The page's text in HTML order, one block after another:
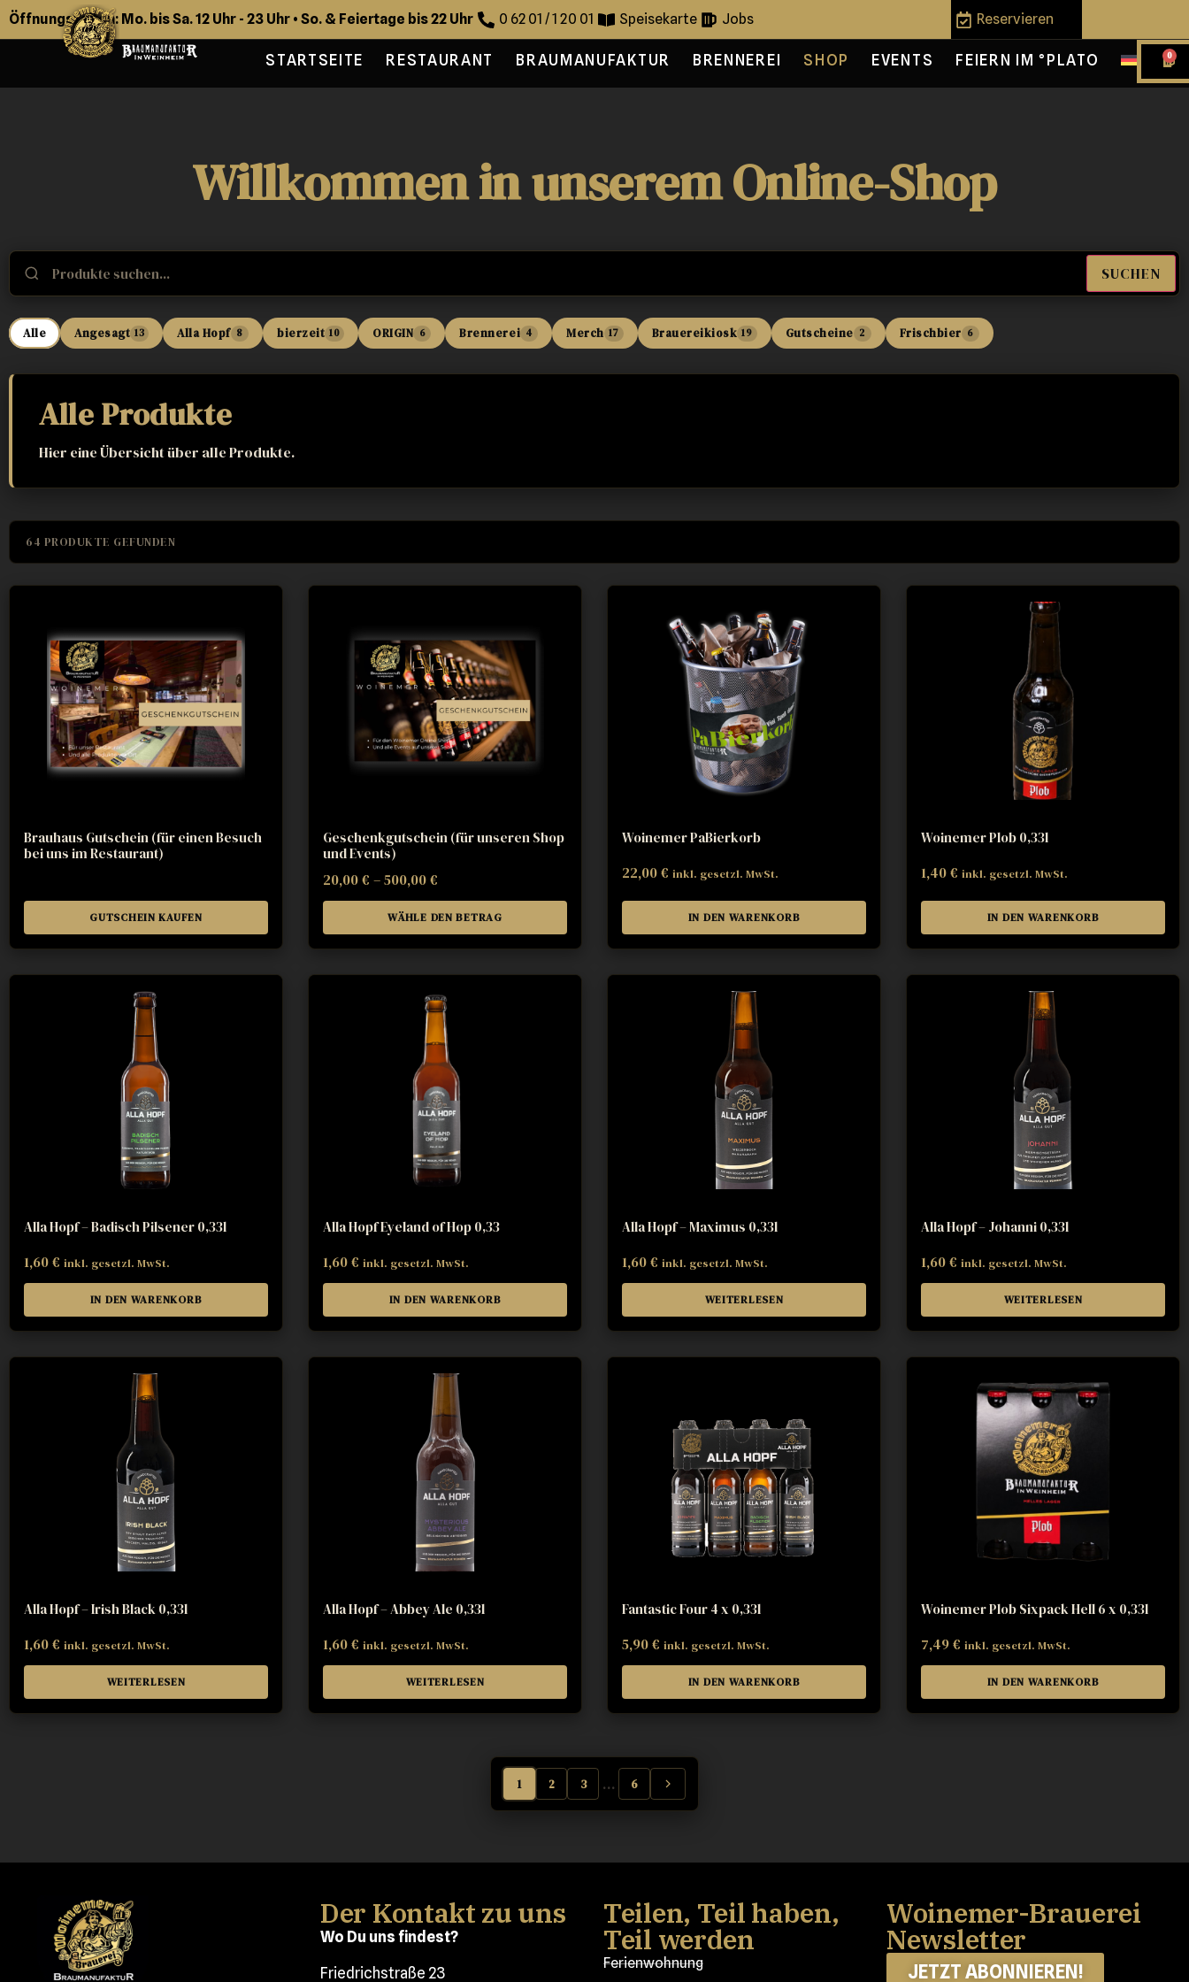
Öffnungszeiten: Mo. bis Sa. 12 Uhr - 23 Uhr • So. & Feiertage bis 22 Uhr 0 62 01 / 1 20 01 Speisekarte Jobs Reservieren
STARTSEITE RESTAURANT BRAUMANUFAKTUR BRENNEREI SHOP EVENTS FEIERN IM °PLATO 0
Willkommen in unserem Online-Shop
SUCHEN
Alle Angesagt 13 Alla Hopf 8 bierzeit 10 ORIGIN 6 Brennerei 4 Merch 17 Brauereikiosk 19 Gutscheine 2 Frischbier 6
Alle Produkte
Hier eine Übersicht über alle Produkte.
64 PRODUKTE GEFUNDEN
Brauhaus Gutschein (für einen Besuch
bei uns im Restaurant)
GUTSCHEIN KAUFEN
Geschenkgutschein (für unseren Shop
und Events)
20,00€ –500,00€
WÄHLE DEN BETRAG
Woinemer PaBierkorb
22,00€ inkl. gesetzl. MwSt.
IN DEN WARENKORB
Woinemer Plob 0,33l
1,40€ inkl. gesetzl. MwSt.
IN DEN WARENKORB
Alla Hopf – Badisch Pilsener 0,33l
1,60€ inkl. gesetzl. MwSt.
IN DEN WARENKORB
Alla Hopf Eyeland of Hop 0,33
1,60€ inkl. gesetzl. MwSt.
IN DEN WARENKORB
Alla Hopf – Maximus 0,33l
1,60€ inkl. gesetzl. MwSt.
WEITERLESEN
Alla Hopf – Johanni 0,33l
1,60€ inkl. gesetzl. MwSt.
WEITERLESEN
Alla Hopf – Irish Black 0,33l
1,60€ inkl. gesetzl. MwSt.
WEITERLESEN
Alla Hopf – Abbey Ale 0,33l
1,60€ inkl. gesetzl. MwSt.
WEITERLESEN
Fantastic Four 4 x 0,33l
5,90€ inkl. gesetzl. MwSt.
IN DEN WARENKORB
Woinemer Plob Sixpack Hell 6 x 0,33l
7,49€ inkl. gesetzl. MwSt.
IN DEN WARENKORB
1 2 3 … 6
Der Kontakt zu uns
Wo Du uns findest?
Friedrichstraße 23
Teilen, Teil haben,
Teil werden
Ferienwohnung
Woinemer-Brauerei
Newsletter
JETZT ABONNIEREN!